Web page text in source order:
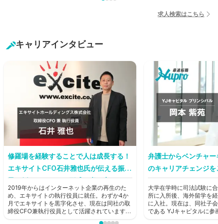
求人検索はこちら
キャリアインタビュー
修羅場を経験することで人は成長する！
エキサイトCFO石井雅也氏が伝える振り
子に例えたキャリア形成の考え方とは？
【前編】
2019年からはインターネット企業の再生のた
め、エキサイトの執行役員に就任。わずか4か
月でエキサイトを黒字化させ、現在は同社の取
締役CFO兼執行役員として活躍されています。
弁護士からベンチャ
のキャリアチェンジを
大学在学時に司法試験に
所に入所後、海外留学を
に入社。現在は、同社子
である YJキャピタルに参